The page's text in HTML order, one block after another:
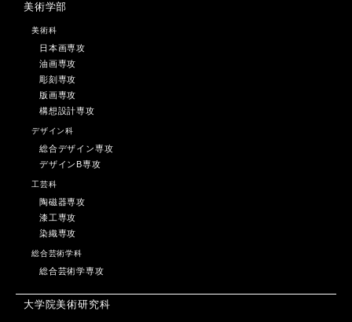
美術学部
美術科
日本画専攻
油画専攻
彫刻専攻
版画専攻
構想設計専攻
デザイン科
総合デザイン専攻
デザインB専攻
工芸科
陶磁器専攻
漆工専攻
染織専攻
総合芸術学科
総合芸術学専攻
大学院美術研究科